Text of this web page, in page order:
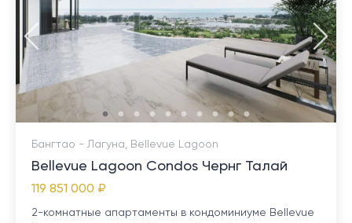
Бангтао - Лагуна, Bellevue Lagoon
Bellevue Lagoon Condos Чернг Талай
119 851 000 ₽
2-комнатные апартаменты в кондоминиуме Bellevue